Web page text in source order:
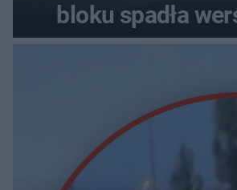
bloku spadła
pościelą